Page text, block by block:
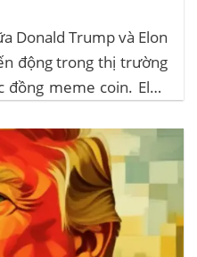
Donald Trump và Elon
động trong thị trường
meme coin. Elon
chỉ trích dự luật “Big